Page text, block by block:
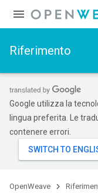
Riferimento
Google utilizza la
lingua preferita. Le
contenere errori.
OpenWeave